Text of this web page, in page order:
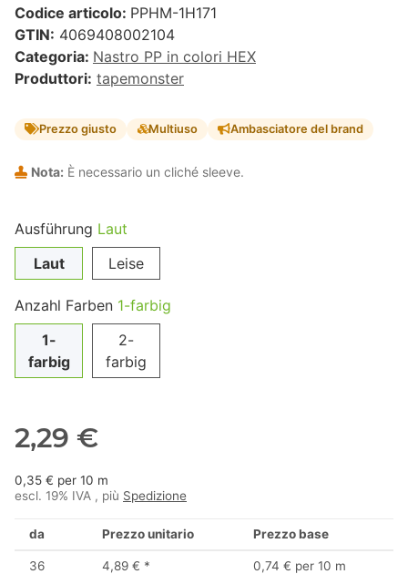
Codice articolo: PPHM-1H171
GTIN: 4069408002104
Categoria: Nastro PP in colori HEX
Produttori: tapemonster
Prezzo giusto Multiuso Ambasciatore del brand
Nota: È necessario un cliché sleeve.
Ausführung Laut
Laut
Leise
Anzahl Farben 1-farbig
1-
farbig
2-
farbig
2,29 €
0,35 € per 10 m
escl. 19% IVA , più Spedizione
da Prezzo unitario Prezzo base
36 4,89 € * 0,74 € per 10 m